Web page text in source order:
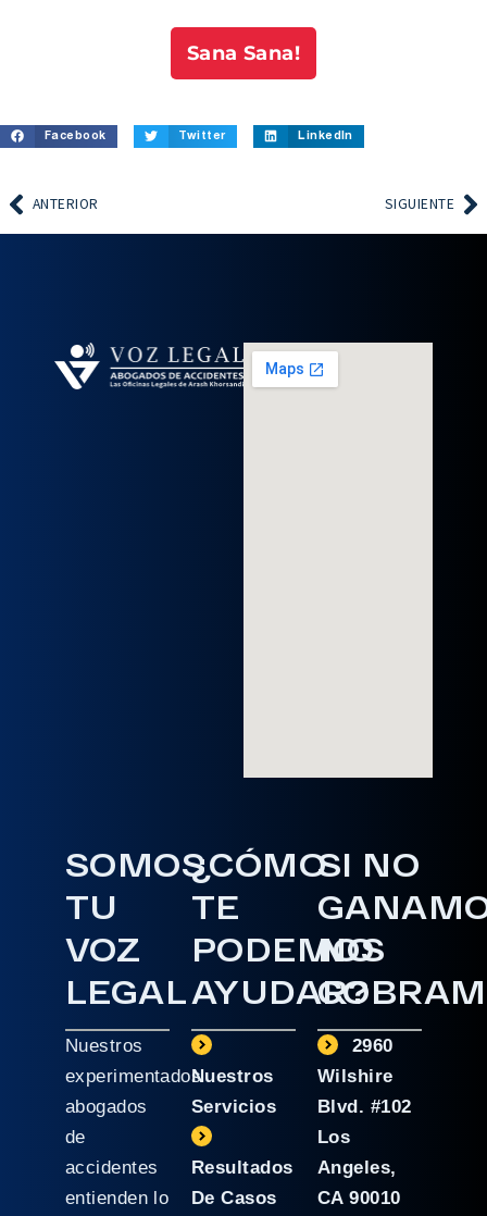
Sana Sana!
Facebook Twitter LinkedIn
ANTERIOR SIGUIENTE
SOMOS
TU
VOZ
LEGAL
Nuestros
experimentados
abogados
de
accidentes
entienden lo
¿CÓMO
TE
PODEMOS
AYUDAR?
Nuestros
Servicios
Resultados
De Casos
SI NO
NO
2960
Wilshire
Blvd. #102
Los
Angeles,
CA 90010